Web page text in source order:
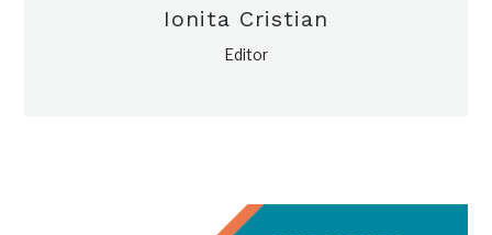
Ionita Cristian
Editor